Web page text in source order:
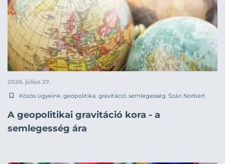
2026. július 27.
Közös ügyeink geopolitika gravitáció semlegesség Szári Norbert
A geopolitikai gravitáció kora - a
semlegesség ára